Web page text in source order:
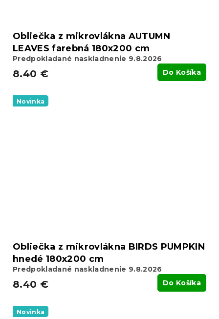
Obliečka z mikrovlákna AUTUMN
LEAVES farebná 180x200 cm
Predpokladané naskladnenie 9.8.2026
8.40 € Do Košíka
Novinka
Obliečka z mikrovlákna BIRDS PUMPKIN
hnedé 180x200 cm
Predpokladané naskladnenie 9.8.2026
8.40 € Do Košíka
Novinka